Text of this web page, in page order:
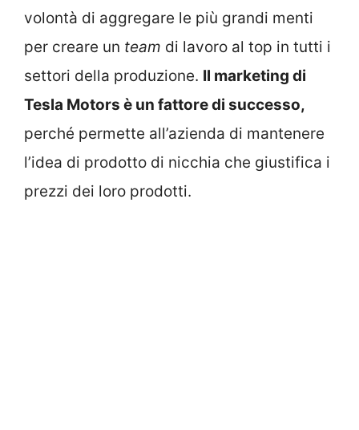
volontà di aggregare le più grandi menti
per creare un team di lavoro al top in tutti i
settori della produzione. Il marketing di
Tesla Motors è un fattore di successo,
perché permette all’azienda di mantenere
l’idea di prodotto di nicchia che giustifica i
prezzi dei loro prodotti.